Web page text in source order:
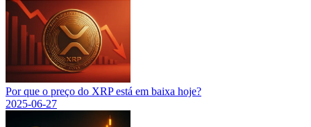
Por que o preço do XRP está em baixa hoje?
2025-06-27